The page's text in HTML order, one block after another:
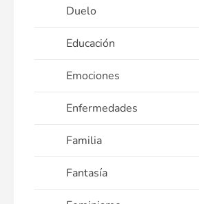
Duelo
Educación
Emociones
Enfermedades
Familia
Fantasía